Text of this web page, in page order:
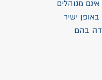
מנוהלים
ישיר
בהם